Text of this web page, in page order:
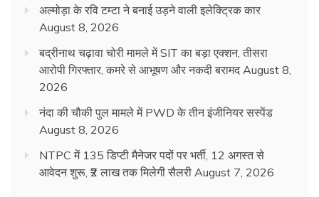
अल्मोड़ा के रवि टम्टा ने बनाई उड़ने वाली इलेक्ट्रिक कार
August 8, 2026
बद्रीनाथ चढ़ावा चोरी मामले में SIT का बड़ा एक्शन, तीसरा
आरोपी गिरफ्तार, कमरे से आभूषण और नकदी बरामद August 8,
2026
नंदा की चौकी पुल मामले में PWD के तीन इंजीनियर सस्पेंड
August 8, 2026
NTPC में 135 डिप्टी मैनेजर पदों पर भर्ती, 12 अगस्त से
आवेदन शुरू, ₹2 लाख तक मिलेगी सैलरी August 7, 2026